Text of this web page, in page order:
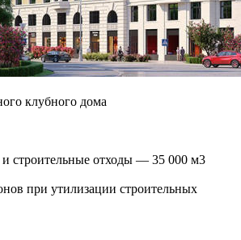
клубного дома
строительные отходы — 35 000 м3
при утилизации строительных